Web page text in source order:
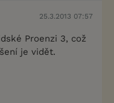
25.3.2013 07:57
Proenzi 3, což
je vidět.